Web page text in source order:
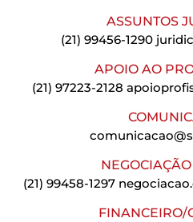
ASSUNTOS
(21) 99456-1290
APOIO AO
(21) 97223-2128
(21) 99458-1297
FINANCEIRO/